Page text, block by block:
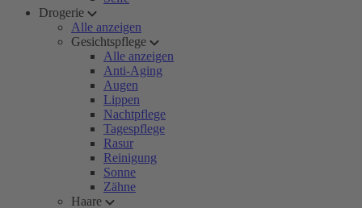
Drogerie
Alle anzeigen
Gesichtspflege
Alle anzeigen
Anti-Aging
Augen
Lippen
Nachtpflege
Tagespflege
Rasur
Reinigung
Sonne
Zähne
Haare